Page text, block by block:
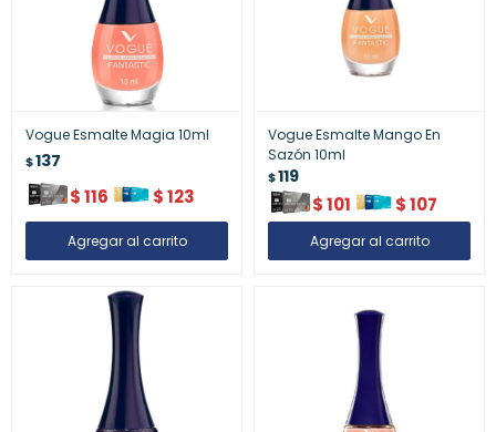
Vogue Esmalte Magia 10ml
$137
$116 $123
Vogue Esmalte Mango En
Sazón 10ml
$119
$101 $107